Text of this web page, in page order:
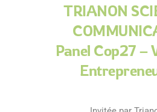
TRIANON
Panel Cop27 –